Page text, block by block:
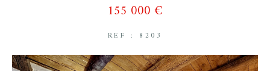
155 000 €
REF : 8203